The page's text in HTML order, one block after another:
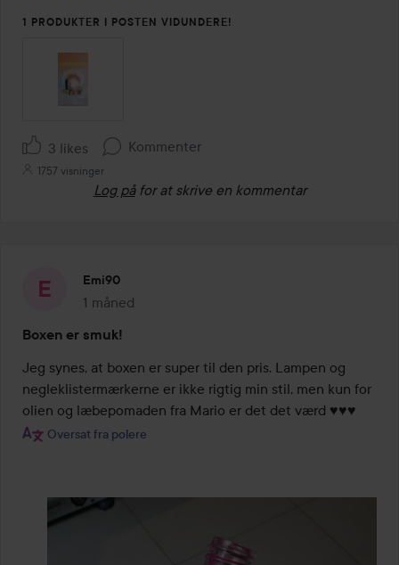
1 PRODUKTER I POSTEN VIDUNDERE!
3 likes Kommenter
1757 visninger
Log på for at skrive en kommentar
Emi90
1 måned
Posten blev oprettet 1 måned
Boxen er smuk!
Jeg synes, at boxen er super til den pris. Lampen og
negleklistermærkerne er ikke rigtig min stil, men kun for
olien og læbepomaden fra Mario er det det værd ♥️♥️♥️
Oversat fra polere